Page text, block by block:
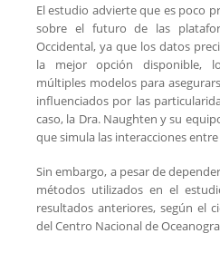
El estudio advierte que es poco
sobre el futuro de las
Occidental, ya que los datos
la mejor opción disponible,
múltiples modelos para
influenciados por las
caso, la Dra. Naughten y su
que simula las interacciones
Sin embargo, a pesar de
métodos utilizados en el
resultados anteriores, según el
del Centro Nacional de